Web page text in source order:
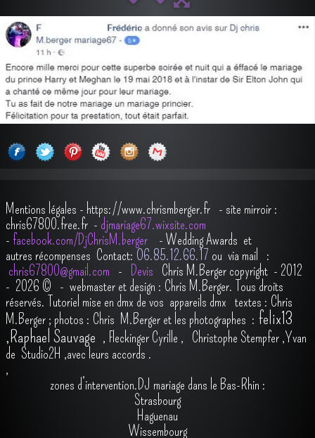
Mentions légales - https://www.chrismberger.fr - site mirroir :
chris67800.free.fr - djmariage67.wixsite.com
- facebook.com/DjChrisM.berger - Wedding Awards et
autres récompenses Contact: O6.85.12.66.17 ou via mail :
chris67800@gmail.com - Devis Chris M.Berger copyright - 2012
- 2026 © - webmaster et design : Chris M.Berger. Tous droits
réservés. Tutoriel mise en dmx de vos appareils dmx textes : Chris
M.Berger ; photos : Chris M.Berger et les photographes : felix13
,Raphael Sauvage , Fleckinger Cyrille , Christophe Stempfer ,Yvan
de Studio2H ,avec leurs accords .
,
zones d’intervention.DJ mariage dans le Bas-Rhin :
Strasbourg
Haguenau
Wissembourg